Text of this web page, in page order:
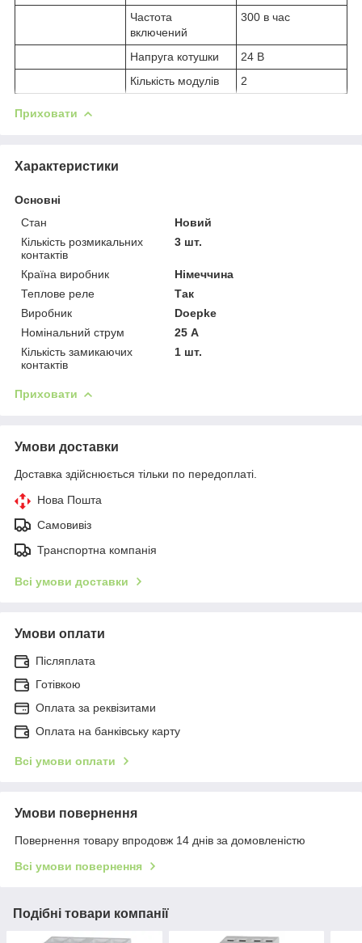
Частота
включений
300 в час
Напруга котушки
24 В
Кількість модулів
2
Приховати
Характеристики
Основні
Стан
Новий
Кількість розмикальних
контактів
3 шт.
Країна виробник
Німеччина
Теплове реле
Так
Виробник
Doepke
Номінальний струм
25 А
Кількість замикаючих
контактів
1 шт.
Приховати
Умови доставки
Доставка здійснюється тільки по передоплаті.
Нова Пошта
Самовивіз
Транспортна компанія
Всі умови доставки
Умови оплати
Післяплата
Готівкою
Оплата за реквізитами
Оплата на банківську карту
Всі умови оплати
Умови повернення
Повернення товару впродовж 14 днів за домовленістю
Всі умови повернення
Подібні товари компанії